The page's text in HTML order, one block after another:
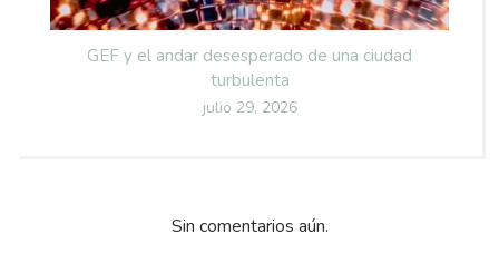
GEF y el andar desesperado de una ciudad
turbulenta
Posted
julio 29, 2026
Sin comentarios aún.